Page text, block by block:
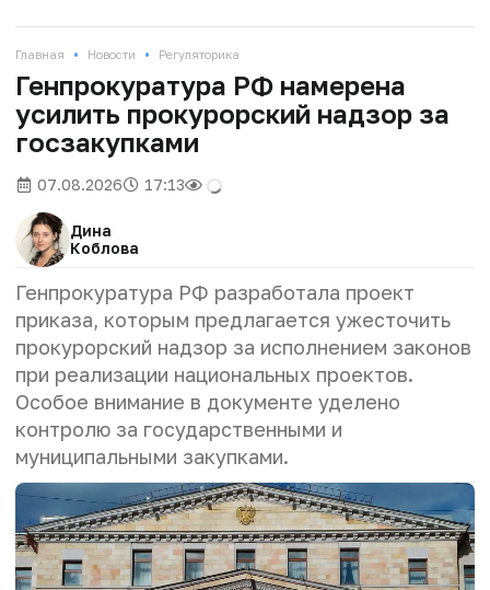
Главная • Новости • Регуляторика
Генпрокуратура РФ намерена
усилить прокурорский надзор за
госзакупками
07.08.2026 17:13
Дина
Коблова
Генпрокуратура РФ разработала проект
приказа, которым предлагается ужесточить
прокурорский надзор за исполнением законов
при реализации национальных проектов.
Особое внимание в документе уделено
контролю за государственными и
муниципальными закупками.